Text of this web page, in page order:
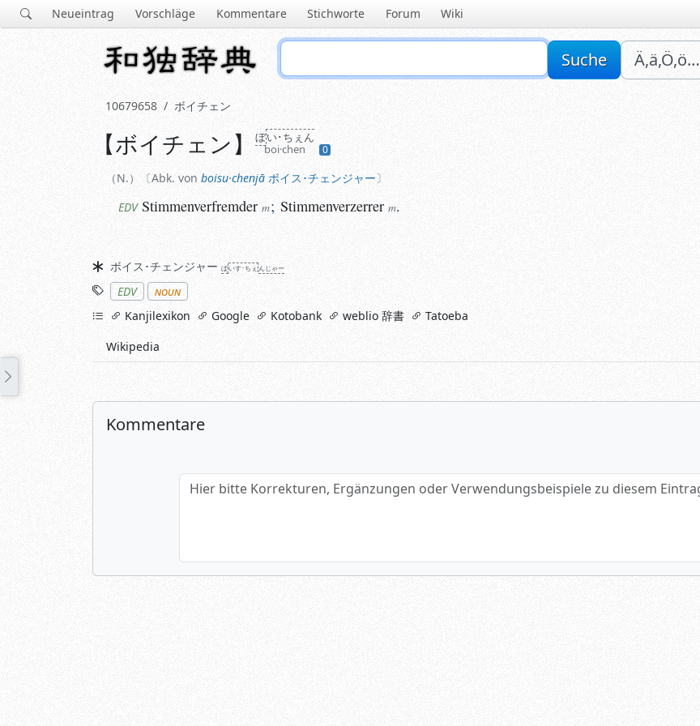
Neueintrag Vorschläge Kommentare Stichworte Forum Wiki
Suche Ä,ä,Ö,ö…
10679658 ボイチェン
N. Abk. von boisu·chenjā ボイス･チェンジャー
EDV Stimmenverfremder m ; Stimmenverzerrer m
【ボイチェン】 ぼい･ちぇん
boi·chen
0
N. Abk. von boisu·chenjā ボイス･チェンジャー
EDV Stimmenverfremder m; Stimmenverzerrer m.
Synonyme
ボイス･チェンジャー ぼいす･ちぇんじゃー
Stichworte
EDV
noun
linksKanjilexikon Google Kotobank weblio 辞書
Tatoeba
Wikipedia
Kommentare
Hier bitte Korrekturen, Ergänzungen oder Verwendungsbeispiele zu diesem Eintrag eintragen.